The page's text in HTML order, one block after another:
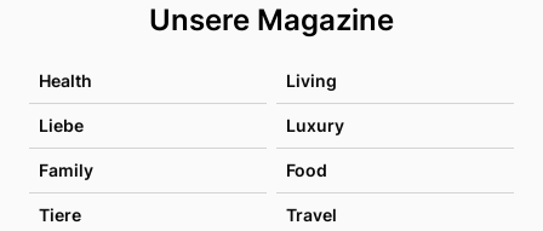
Unsere Magazine
Health Living
Liebe Luxury
Family Food
Tiere Travel